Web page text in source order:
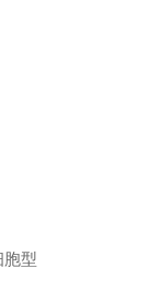
型